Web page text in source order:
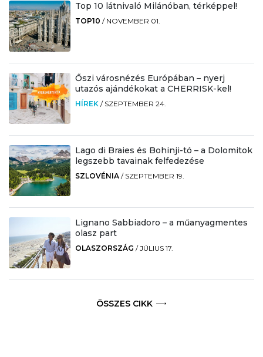
Top 10 látnivaló Milánóban, térképpel!
TOP10 / NOVEMBER 01.
Őszi városnézés Európában – nyerj
utazós ajándékokat a CHERRISK-kel!
HÍREK / SZEPTEMBER 24.
Lago di Braies és Bohinji-tó – a Dolomitok
legszebb tavainak felfedezése
SZLOVÉNIA / SZEPTEMBER 19.
Lignano Sabbiadoro – a műanyagmentes
olasz part
OLASZORSZÁG /JÚLIUS 17.
ÖSSZES CIKK